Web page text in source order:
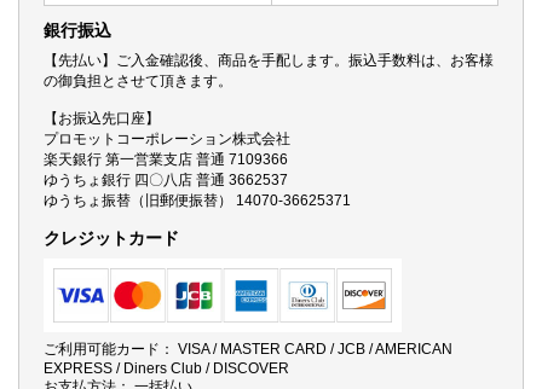
銀行振込
【先払い】ご入金確認後、商品を手配します。振込手数料は、お客様
の御負担とさせて頂きます。
【お振込先口座】
プロモットコーポレーション株式会社
楽天銀行 第一営業支店 普通 7109366
ゆうちょ銀行 四〇八店 普通 3662537
ゆうちょ振替（旧郵便振替） 14070-36625371
クレジットカード
ご利用可能カード： VISA / MASTER CARD / JCB / AMERICAN
EXPRESS / Diners Club / DISCOVER